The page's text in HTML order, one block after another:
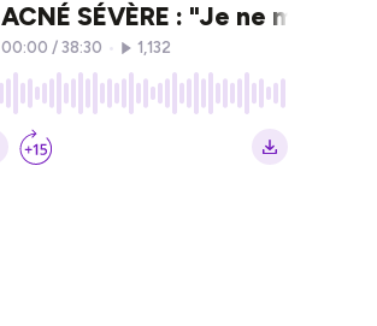
ACNÉ SÉVÈRE : "Je ne me
00:00 / 38:30 1,132